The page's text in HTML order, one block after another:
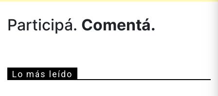
Participá. Comentá.
Lo más leído